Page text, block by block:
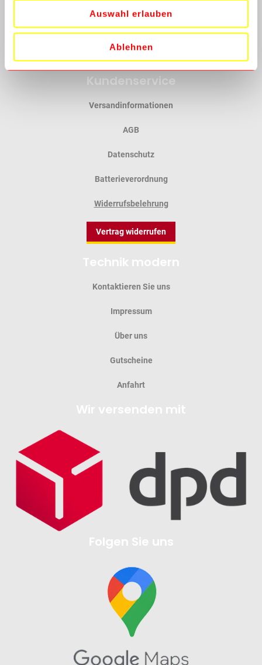
Auswahl erlauben
Ablehnen
Kundenservice
Versandinformationen
AGB
Datenschutz
Batterieverordnung
Widerrufsbelehrung
Vertrag widerrufen
Kontaktieren Sie uns
Impressum
Über uns
Gutscheine
Anfahrt